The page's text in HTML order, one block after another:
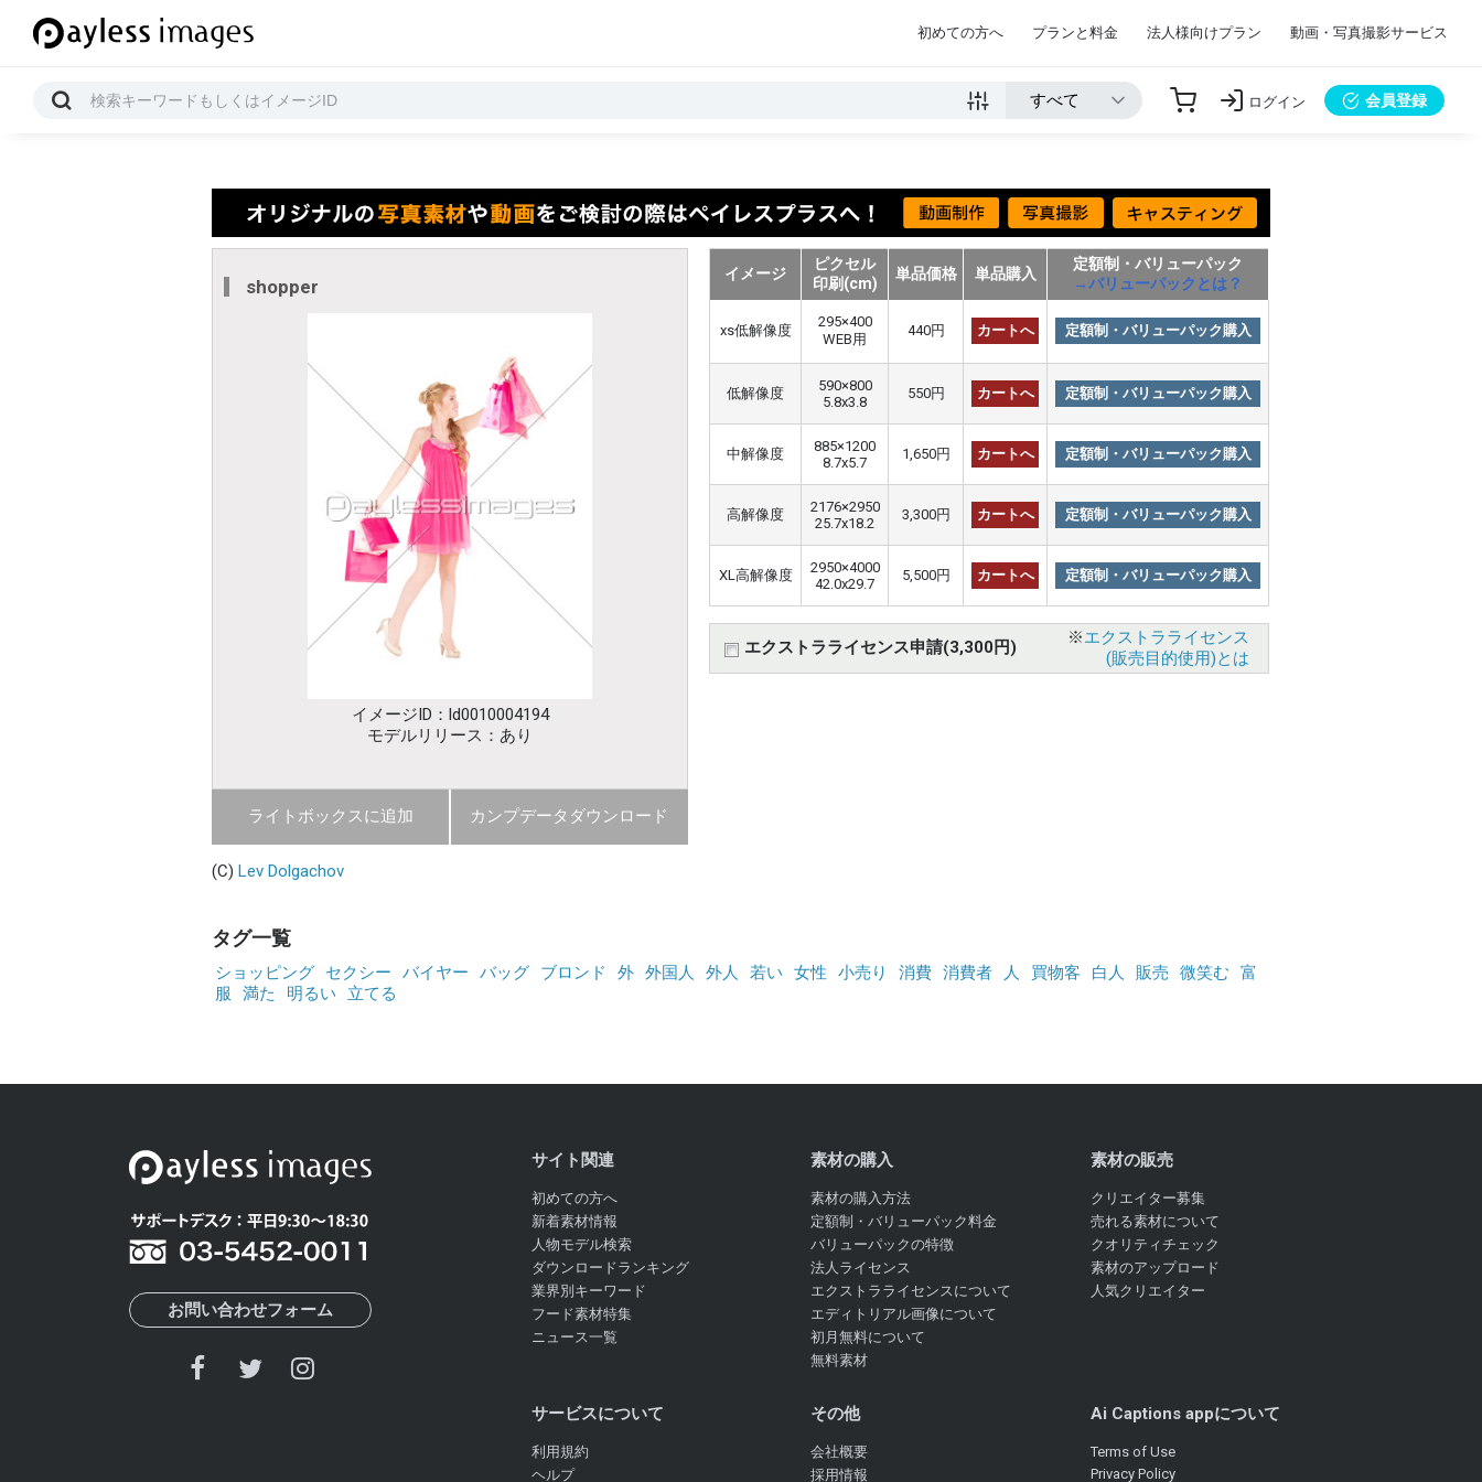
初めての方へ プランと料金 法人様向けプラン 動画・写真撮影サービス
ログイン 会員登録
shopper
イメージID：ld0010004194
モデルリリース：あり
ライトボックスに追加 カンプデータダウンロード
イメージ
ピクセル
印刷(cm)
単品価格 単品購入
定額制・バリューパック
→バリューパックとは？
xs低解像度
295×400
WEB用
440円 カートへ 定額制・バリューパック購入
低解像度
590×800
5.8x3.8
550円 カートへ 定額制・バリューパック購入
中解像度
885×1200
8.7x5.7
1,650円 カートへ 定額制・バリューパック購入
高解像度
2176×2950
25.7x18.2
3,300円 カートへ 定額制・バリューパック購入
XL高解像度
2950×4000
42.0x29.7
5,500円 カートへ 定額制・バリューパック購入
エクストラライセンス申請(3,300円) ※エクストラライセンス
(販売目的使用)とは
(C) Lev Dolgachov
タグ一覧
ショッピング セクシー バイヤー バッグ ブロンド 外 外国人 外人 若い 女性 小売り 消費 消費者 人 買物客 白人 販売 微笑む
富
服
満た 明るい 立てる
お問い合わせフォーム
サイト関連
初めての方へ
新着素材情報
人物モデル検索
ダウンロードランキング
業界別キーワード
フード素材特集
ニュース一覧
素材の購入
素材の購入方法
定額制・バリューパック料金
バリューパックの特徴
法人ライセンス
エクストラライセンスについて
エディトリアル画像について
初月無料について
無料素材
素材の販売
クリエイター募集
売れる素材について
クオリティチェック
素材のアップロード
人気クリエイター
サービスについて
利用規約
ヘルプ
その他
会社概要
採用情報
Ai Captions appについて
Terms of Use
Privacy Policy